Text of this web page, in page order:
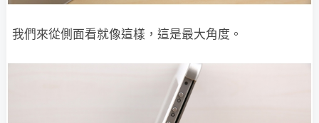
我們來從側面看就像這樣，這是最大角度。